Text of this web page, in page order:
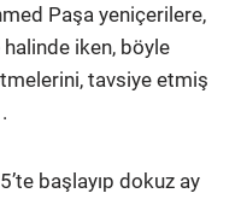
Paşa yeniçerilere,
halinde iken, böyle
tavsiye etmiş
başlayıp dokuz ay